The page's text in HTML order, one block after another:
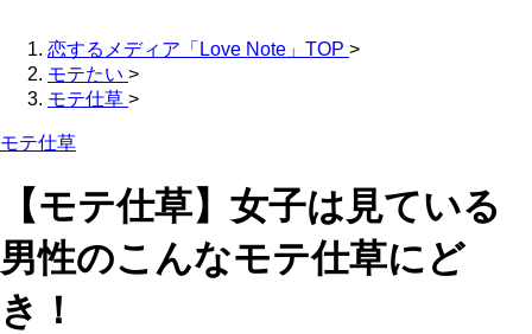
恋するメディア「Love Note」TOP >
モテたい >
モテ仕草 >
モテ仕草
【モテ仕草】女子は見ている
男性のこんなモテ仕草にど
き！